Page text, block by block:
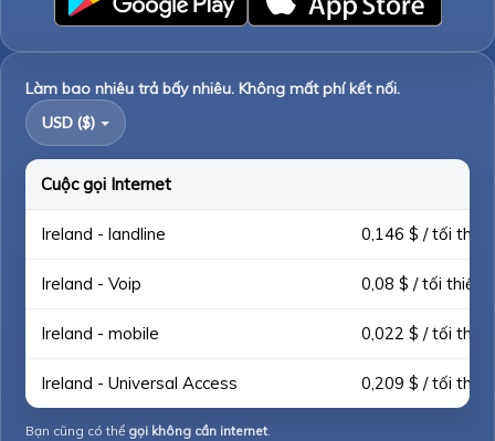
Làm bao nhiêu trả bấy nhiêu. Không mất phí kết nối.
USD ($)
Cuộc gọi Internet
Ireland - landline 0,146 $ / tối thiểu
Ireland - Voip 0,08 $ / tối thiểu
Ireland - mobile 0,022 $ / tối thiểu
Ireland - Universal Access 0,209 $ / tối thiểu
Bạn cũng có thể gọi không cần internet.